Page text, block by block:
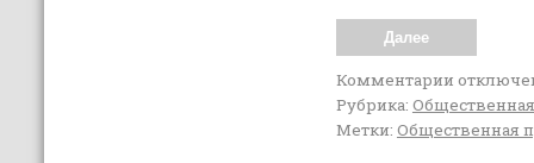
Далее
Комментарии
Рубрика:
Метки: Общественная